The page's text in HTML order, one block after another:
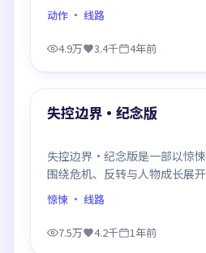
观看。
动作 · 线路
4.9万 3.4千 4年前
最新
失控边界·纪念版
失控边界·纪念版是一部以惊悚
围绕危机、反转与人物成长展
得推荐观看。
惊悚 · 线路
7.5万 4.2千 1年前